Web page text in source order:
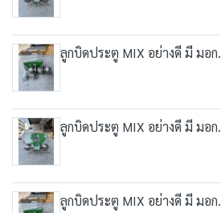
ลูกบิดประตู MIX อย่างดี มี มอก.
ลูกบิดประตู MIX อย่างดี มี มอก.
ลูกบิดประตู MIX อย่างดี มี มอก.